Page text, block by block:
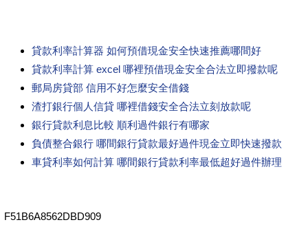
貸款利率計算器 如何預借現金安全快速推薦哪間好
貸款利率計算 excel 哪裡預借現金安全合法立即撥款呢
郵局房貸部 信用不好怎麼安全借錢
渣打銀行個人信貸 哪裡借錢安全合法立刻放款呢
銀行貸款利息比較 順利過件銀行有哪家
負債整合銀行 哪間銀行貸款最好過件現金立即快速撥款
車貸利率如何計算 哪間銀行貸款利率最低超好過件辦理
F51B6A8562DBD909